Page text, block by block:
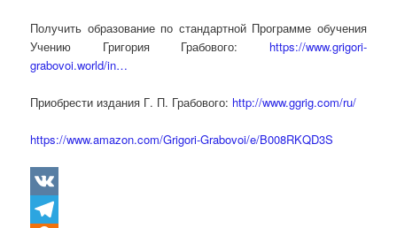
Получить образование по стандартной Программе обучения
Учению Григория Грабового: https://www.grigori-
grabovoi.world/in…
Приобрести издания Г. П. Грабового: http://www.ggrig.com/ru/
https://www.amazon.com/Grigori-Grabovoi/e/B008RKQD3S
VK